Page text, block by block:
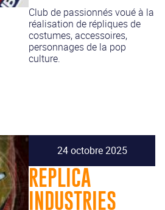
Club de passionnés voué à la
réalisation de répliques de
costumes, accessoires,
personnages de la pop
culture.
24 octobre 2025
REPLICA
INDUSTRIES